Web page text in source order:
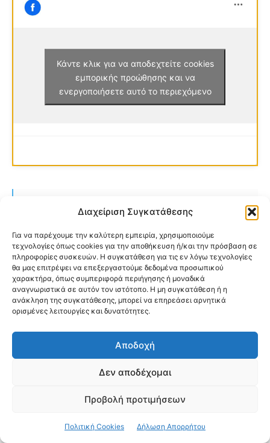
Διαχείριση Συγκατάθεσης
Για να παρέχουμε την καλύτερη εμπειρία, χρησιμοποιούμε
τεχνολογίες όπως cookies για την αποθήκευση ή/και την πρόσβαση σε
πληροφορίες συσκευών. Η συγκατάθεση για τις εν λόγω τεχνολογίες
θα μας επιτρέψει να επεξεργαστούμε δεδομένα προσωπικού
χαρακτήρα, όπως συμπεριφορά περιήγησης ή μοναδικά
αναγνωριστικά σε αυτόν τον ιστότοπο. Η μη συγκατάθεση ή η
ανάκληση της συγκατάθεσης, μπορεί να επηρεάσει αρνητικά
ορισμένες λειτουργίες και δυνατότητες.
Αποδοχή
Δεν αποδέχομαι
Προβολή προτιμήσεων
Πολιτική Cookies Δήλωση Απορρήτου
Κάντε κλικ για να αποδεχτείτε cookies
εμπορικής προώθησης και να
ενεργοποιήσετε αυτό το περιεχόμενο
Google Newsκαι μάθετε πρώτοι όλες τις
ειδήσεις
- Δείτε όλες τις τελευταίες Ειδήσεις από την
Νέα Φιλαδέλφεια καιΝέα Χαλκηδόναστο Fx-
news.gr & filadelfia-xalkidona.gr
ΕΙΔΗΣΕΙΣ ΝΕΑ ΙΩΝΙΑ - ΓΑΛΑΤΣΙ -
ΜΕΤΑΜΟΡΦΩΣΗ - ΗΡΑΚΛΕΙΟ